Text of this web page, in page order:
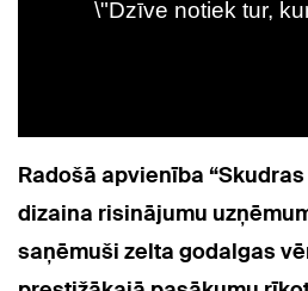
Radošā apvienība
dizaina risinājumu
saņēmuši zelta godalgas